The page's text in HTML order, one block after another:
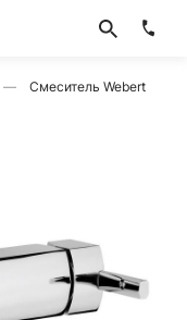
Смеситель Webert